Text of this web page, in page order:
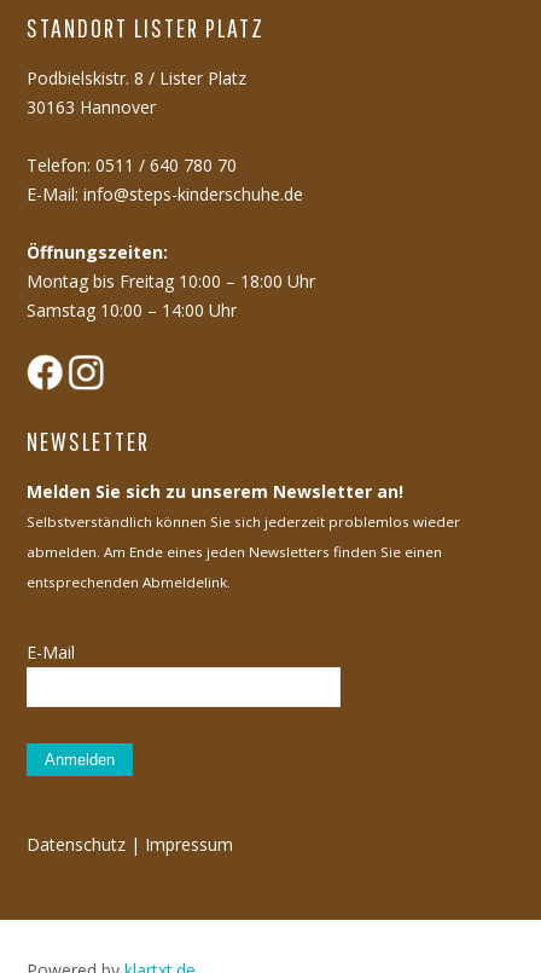
STANDORT LISTER PLATZ
Podbielskistr. 8 / Lister Platz
30163 Hannover
Telefon: 0511 / 640 780 70
E-Mail:info@steps-kinderschuhe.de
Öffnungszeiten:
Montag bis Freitag 10:00 – 18:00 Uhr
Samstag 10:00 – 14:00 Uhr
NEWSLETTER
Melden Sie sich zu unserem Newsletter an!
Selbstverständlich können Sie sich jederzeit problemlos wieder
abmelden. Am Ende eines jeden Newsletters finden Sie einen
entsprechenden Abmeldelink.
E-Mail
Anmelden
Datenschutz | Impressum